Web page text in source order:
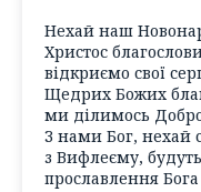
Нехай наш
Христос
відкриємо свої
Щедрих Божих
ми ділимось
З нами Бог, нехай
з Вифлеєму,
прославлення